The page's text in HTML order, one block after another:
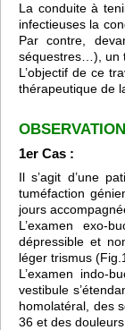
La conduite à
infectieuses la
Par contre,
séquestres…), un
L’objectif de ce
thérapeutique de
1er Cas :
Il s’agit d’une
tuméfaction
jours
L’examen exo-
dépressible et
léger trismus
L’examen indo-
vestibule
homolatéral, des
36 et des